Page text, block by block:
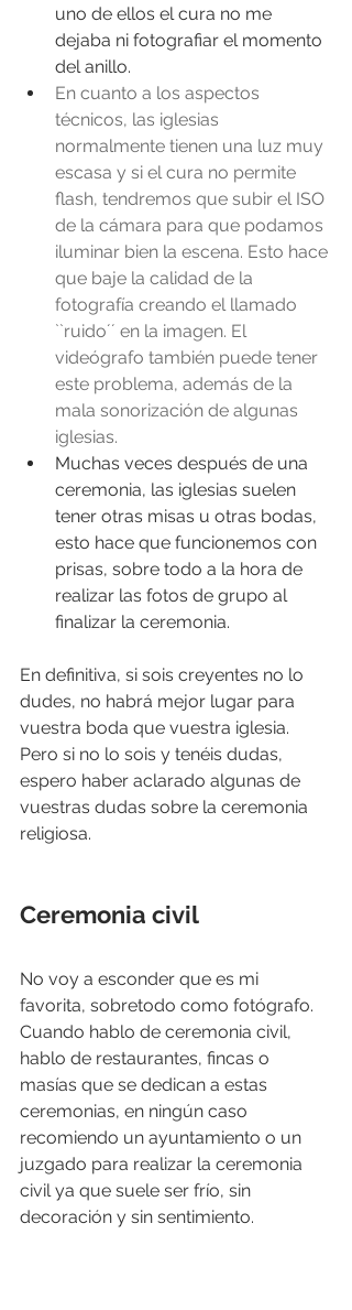
uno de ellos el cura no me
dejaba ni fotografiar el momento
del anillo.
En cuanto a los aspectos
técnicos, las iglesias
normalmente tienen una luz muy
escasa y si el cura no permite
flash, tendremos que subir el ISO
de la cámara para que podamos
iluminar bien la escena. Esto hace
que baje la calidad de la
fotografía creando el llamado
``ruido´´ en la imagen. El
videógrafo también puede tener
este problema, además de la
mala sonorización de algunas
iglesias.
Muchas veces después de una
ceremonia, las iglesias suelen
tener otras misas u otras bodas,
esto hace que funcionemos con
prisas, sobre todo a la hora de
realizar las fotos de grupo al
finalizar la ceremonia.
En definitiva, si sois creyentes no lo
dudes, no habrá mejor lugar para
vuestra boda que vuestra iglesia.
Pero si no lo sois y tenéis dudas,
espero haber aclarado algunas de
vuestras dudas sobre la ceremonia
religiosa.
Ceremonia civil
No voy a esconder que es mi
favorita, sobretodo como fotógrafo.
Cuando hablo de ceremonia civil,
hablo de restaurantes, fincas o
masías que se dedican a estas
ceremonias, en ningún caso
recomiendo un ayuntamiento o un
juzgado para realizar la ceremonia
civil ya que suele ser frío, sin
decoración y sin sentimiento.